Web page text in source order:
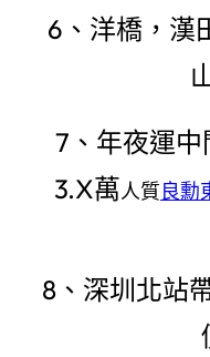
6、洋橋，漢
7、年夜運
3.X萬人質良勳
8、深圳北站